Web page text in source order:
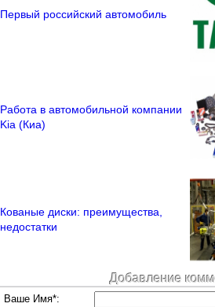
Первый российский автомобиль
Работа в автомобильной компании
Kia (Киа)
Кованые диски: преимущества,
недостатки
Добавление
Ваше Имя*: